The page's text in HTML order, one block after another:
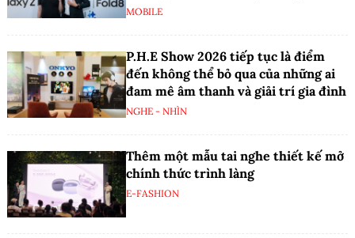
MOBILE
P.H.E Show 2026 tiếp tục là điểm
đến không thể bỏ qua của những ai
đam mê âm thanh và giải trí gia đình
NGHE - NHÌN
Thêm một mẫu tai nghe thiết kế mở
chính thức trình làng
E-FASHION